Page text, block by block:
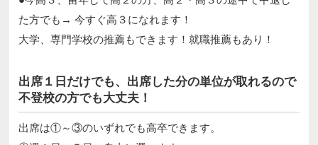
た方でも→ 今すぐ高３になれます！
大学、専門学校の推薦もできます！就職推薦もあり！
出席１日だけでも、出席した分の単位が取れるので
不登校の方でも大丈夫！
出席は①～③のいずれでも高卒できます。